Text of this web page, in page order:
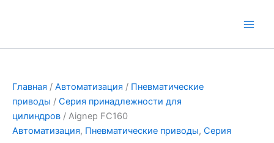
Главная / Автоматизация / Пневматические
приводы / Серия принадлежности для
цилиндров / Aignep FC160
Автоматизация, Пневматические приводы, Серия